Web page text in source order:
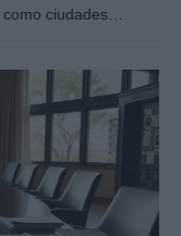
como ciudades…